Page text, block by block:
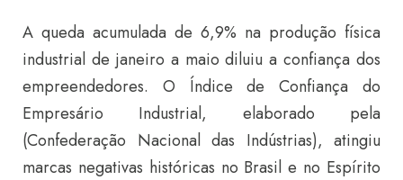
A queda acumulada de 6,9% na produção física
industrial de janeiro a maio diluiu a confiança dos
empreendedores. O Índice de Confiança do
Empresário Industrial, elaborado pela
(Confederação Nacional das Indústrias), atingiu
marcas negativas históricas no Brasil e no Espírito